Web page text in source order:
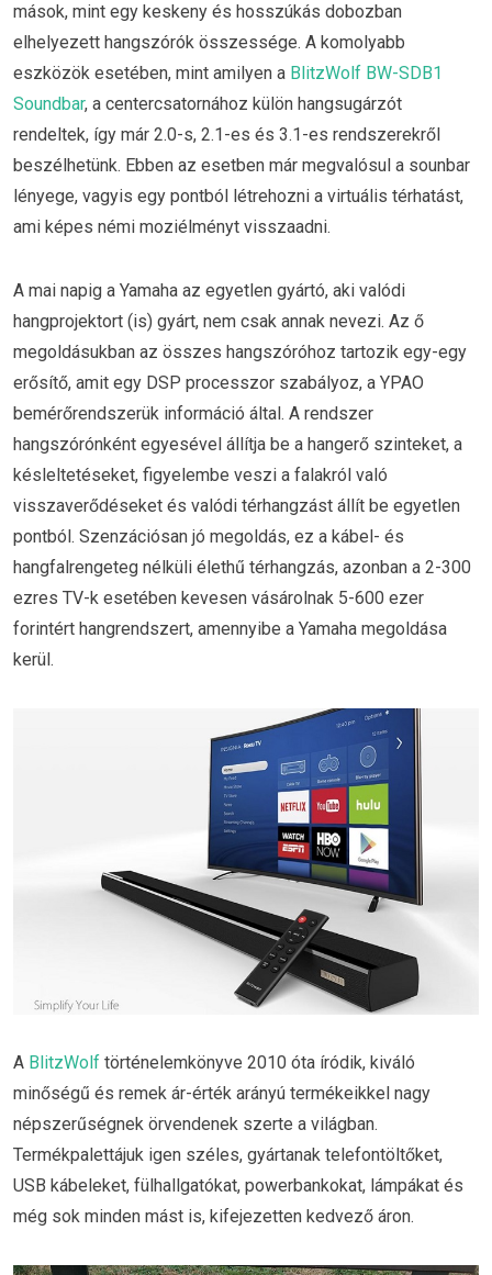
mások, mint egy keskeny és hosszúkás dobozban
elhelyezett hangszórók összessége. A komolyabb
eszközök esetében, mint amilyen a BlitzWolf BW-SDB1
Soundbar, a centercsatornához külön hangsugárzót
rendeltek, így már 2.0-s, 2.1-es és 3.1-es rendszerekről
beszélhetünk. Ebben az esetben már megvalósul a sounbar
lényege, vagyis egy pontból létrehozni a virtuális térhatást,
ami képes némi moziélményt visszaadni.
A mai napig a Yamaha az egyetlen gyártó, aki valódi
hangprojektort (is) gyárt, nem csak annak nevezi. Az ő
megoldásukban az összes hangszóróhoz tartozik egy-egy
erősítő, amit egy DSP processzor szabályoz, a YPAO
bemérőrendszerük információ által. A rendszer
hangszórónként egyesével állítja be a hangerő szinteket, a
késleltetéseket, figyelembe veszi a falakról való
visszaverődéseket és valódi térhangzást állít be egyetlen
pontból. Szenzációsan jó megoldás, ez a kábel- és
hangfalrengeteg nélküli élethű térhangzás, azonban a 2-300
ezres TV-k esetében kevesen vásárolnak 5-600 ezer
forintért hangrendszert, amennyibe a Yamaha megoldása
kerül.
A BlitzWolf történelemkönyve 2010 óta íródik, kiváló
minőségű és remek ár-érték arányú termékeikkel nagy
népszerűségnek örvendenek szerte a világban.
Termékpalettájuk igen széles, gyártanak telefontöltőket,
USB kábeleket, fülhallgatókat, powerbankokat, lámpákat és
még sok minden mást is, kifejezetten kedvező áron.